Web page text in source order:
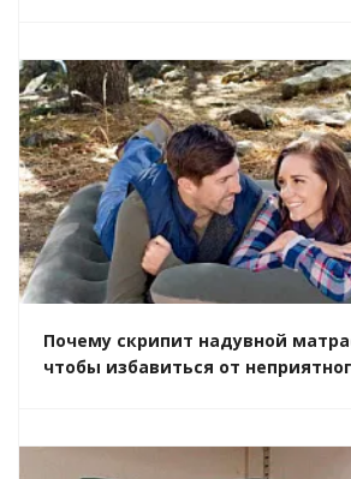
Почему скрипит надувной
чтобы избавиться от